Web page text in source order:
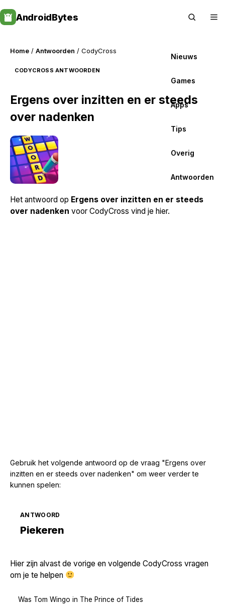
to
content
AndroidBytes
Nieuws
Games
Apps
Tips
Overig
Antwoorden
Home / Antwoorden / CodyCross
CODYCROSS ANTWOORDEN
Ergens over inzitten en er steeds
over nadenken
Het antwoord op Ergens over inzitten en er steeds
over nadenken voor CodyCross vind je hier.
Gebruik het volgende antwoord op de vraag "Ergens over
inzitten en er steeds over nadenken" om weer verder te
kunnen spelen:
ANTWOORD
Piekeren
Hier zijn alvast de vorige en volgende CodyCross vragen
om je te helpen
Was Tom Wingo in The Prince of Tides